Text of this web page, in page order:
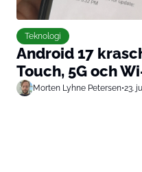
Teknologi
Android 17
Touch, 5G och
Morten Lyhne Petersen•23.